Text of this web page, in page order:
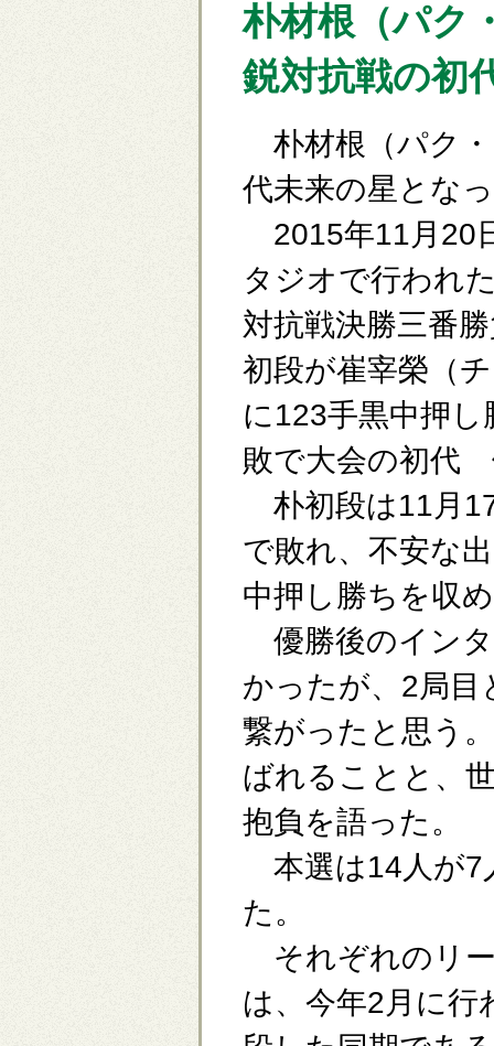
朴材根（パク
鋭対抗戦の初
朴材根（パク
代未来の星とな
2015年11月20
タジオで行われ
対抗戦決勝三番
初段が崔宰榮（
に123手黒中押
敗で大会の初代
朴初段は11月
で敗れ、不安な
中押し勝ちを収
優勝後のイン
かったが、2局目
繋がったと思う
ばれることと、
抱負を語った。
本選は14人が7
た。
それぞれのリ
は、今年2月に行